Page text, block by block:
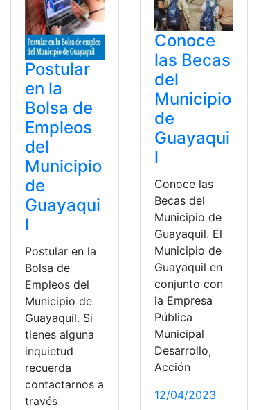
Postular
en la
Bolsa de
Empleos
del
Municipio
de
Guayaqui
l
Postular en la
Bolsa de
Empleos del
Municipio de
Guayaquil. Si
tienes alguna
inquietud
recuerda
contactarnos a
través
Conoce
las Becas
del
Municipio
de
Guayaqui
l
Conoce las
Becas del
Municipio de
Guayaquil. El
Municipio de
Guayaquil en
conjunto con
la Empresa
Pública
Municipal
Desarrollo,
Acción
12/04/2023